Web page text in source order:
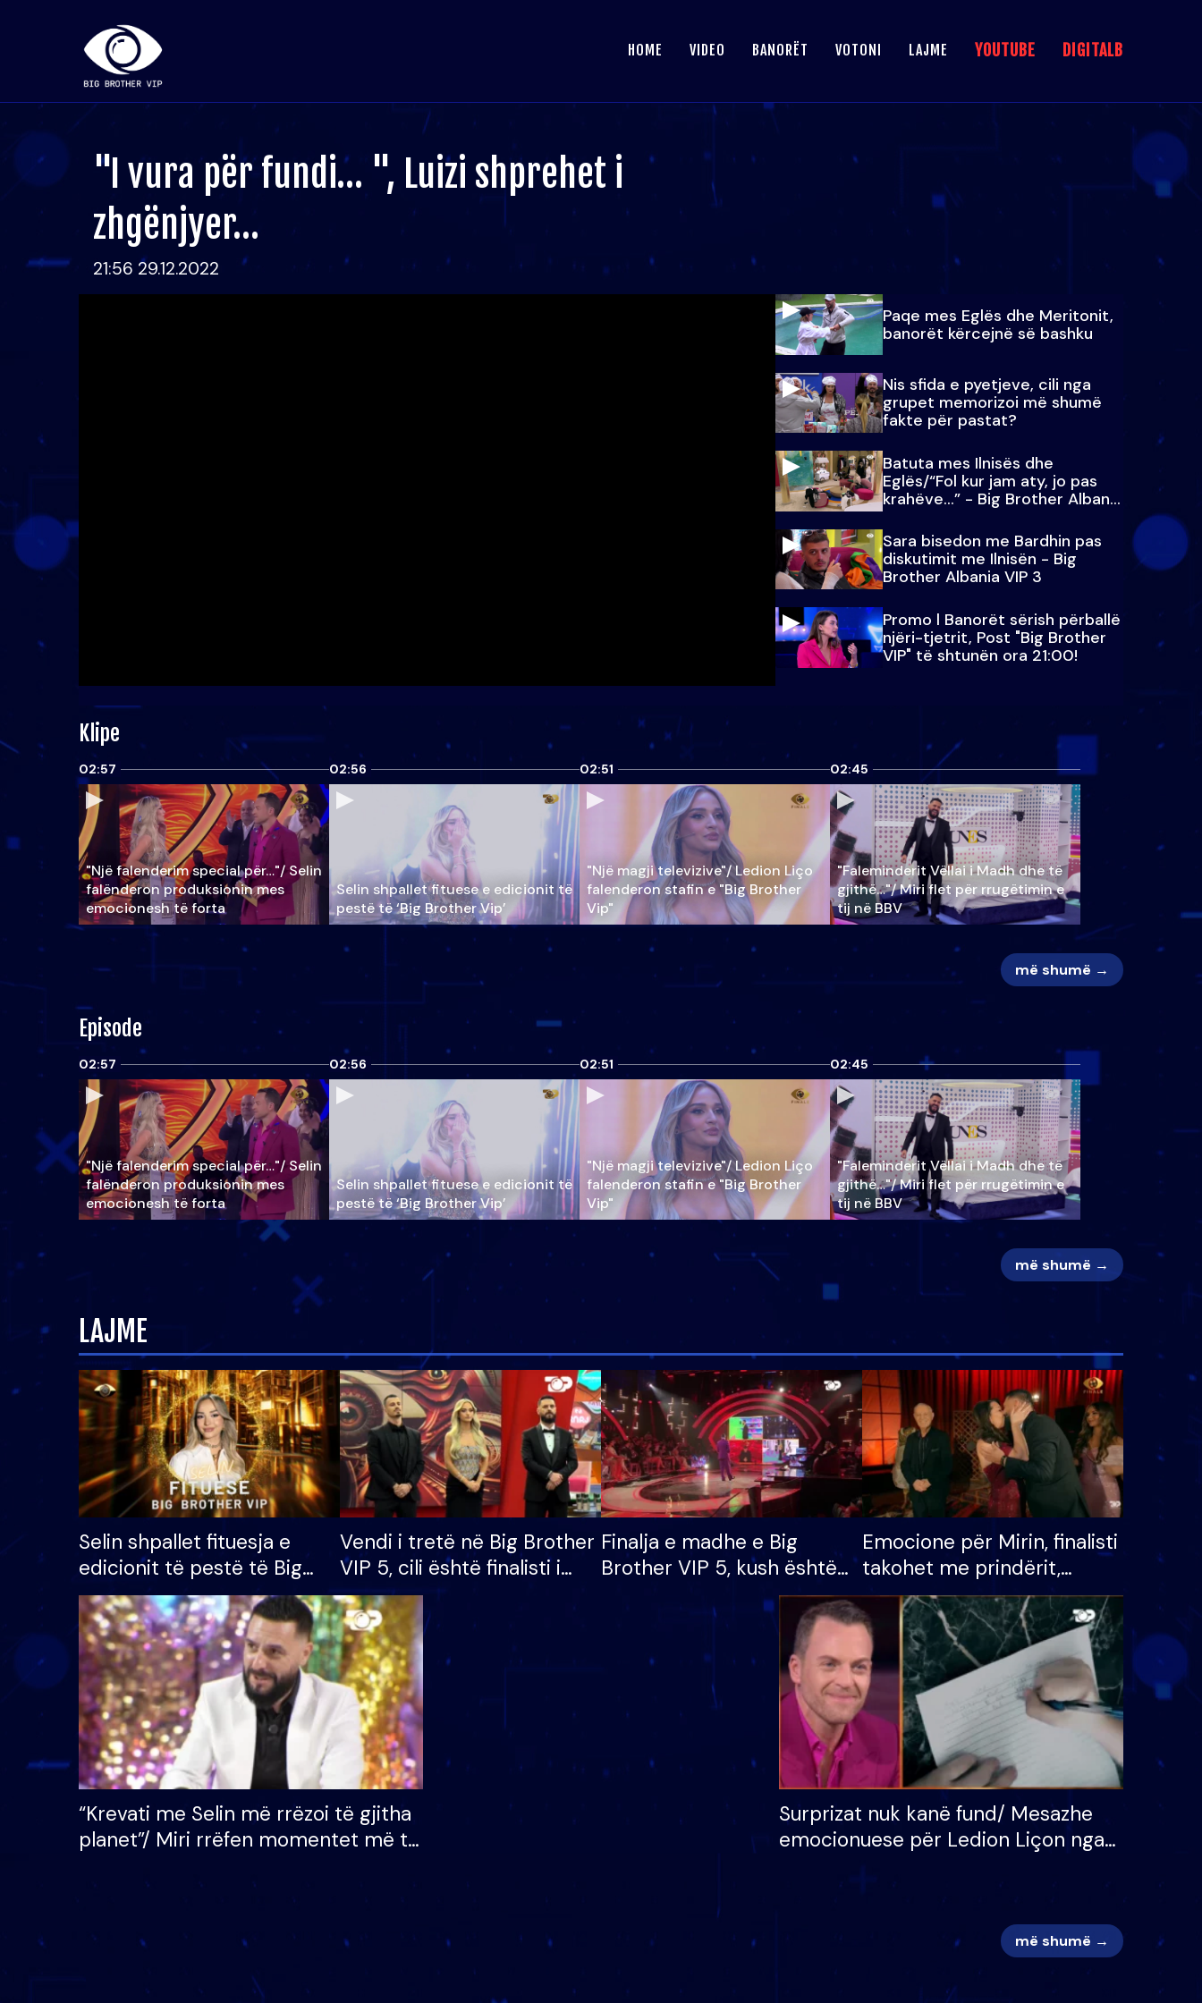
HOME VIDEO BANORËT VOTONI LAJME YOUTUBE DIGITALB
"I vura për fundi… ", Luizi shprehet i
zhgënjyer…
21:56 29.12.2022
Paqe mes Eglës dhe Meritonit,
banorët kërcejnë së bashku
Nis sfida e pyetjeve, cili nga
grupet memorizoi më shumë
fakte për pastat?
Batuta mes Ilnisës dhe
Eglës/“Fol kur jam aty, jo pas
krahëve…” - Big Brother Albania
VIP 3
Sara bisedon me Bardhin pas
diskutimit me Ilnisën - Big
Brother Albania VIP 3
Promo l Banorët sërish përballë
njëri-tjetrit, Post "Big Brother
VIP" të shtunën ora 21:00!
Klipe
02:57
"Një falenderim special për…"/ Selin
falënderon produksionin mes
emocionesh të forta
02:56
Selin shpallet fituese e edicionit të
pestë të ‘Big Brother Vip’
02:51
"Një magji televizive"/ Ledion Liço
falenderon stafin e "Big Brother
Vip"
02:45
"Faleminderit Vëllai i Madh dhe të
gjithë…"/ Miri flet për rrugëtimin e
tij në BBV
më shumë →
Episode
02:57
"Një falenderim special për…"/ Selin
falënderon produksionin mes
emocionesh të forta
02:56
Selin shpallet fituese e edicionit të
pestë të ‘Big Brother Vip’
02:51
"Një magji televizive"/ Ledion Liço
falenderon stafin e "Big Brother
Vip"
02:45
"Faleminderit Vëllai i Madh dhe të
gjithë…"/ Miri flet për rrugëtimin e
tij në BBV
më shumë →
LAJME
Selin shpallet fituesja e
edicionit të pestë të Big
Brother VIP, rrëmben
çmimin e madh prej 100
mijë eurosh
Vendi i tretë në Big Brother
VIP 5, cili është finalisti i
radhës që lë shtëpinë
Finalja e madhe e Big
Brother VIP 5, kush është
banori i parë që lë shtëpinë
dhe humb mundësinë për
të fituar çmimin e madh
Emocione për Mirin, finalisti
takohet me prindërit,
vajzën dhe bashkëshorten:
S’kemi ndonjë letër divorci
apo jo?
“Krevati me Selin më rrëzoi të gjitha
planet”/ Miri rrëfen momentet më të
mungojë zilja e mëngjesit kur…
Surprizat nuk kanë fund/ Mesazhe
emocionuese për Ledion Liçon nga
më shumë →